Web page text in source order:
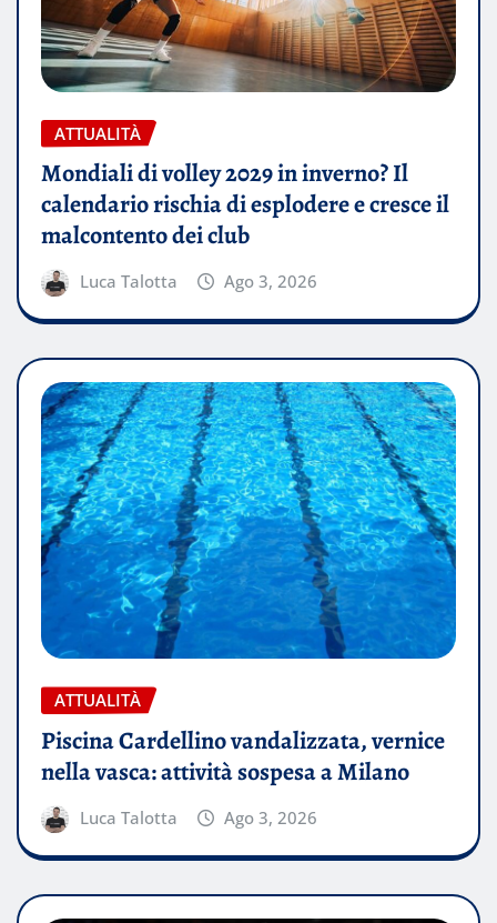
ATTUALITÀ
Mondiali di volley 2029 in inverno? Il
calendario rischia di esplodere e cresce il
malcontento dei club
Luca Talotta Ago 3, 2026
ATTUALITÀ
Piscina Cardellino vandalizzata, vernice
nella vasca: attività sospesa a Milano
Luca Talotta Ago 3, 2026